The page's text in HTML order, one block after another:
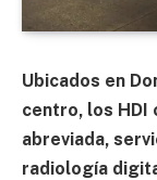
Ubicados en
centro, los HDI
abreviada,
radiología